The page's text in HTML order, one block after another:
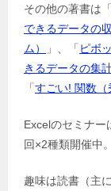
その他の著書は「
できるデータの
ム）
」、「 ピボ
きるデータの集
「 すごい! 関数（
Excelのセミナー
回×2種類開催中。
趣味は読書（主